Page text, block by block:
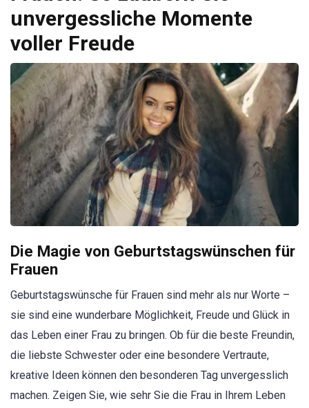
unvergessliche Momente
voller Freude
Die Magie von Geburtstagswünschen für
Frauen
Geburtstagswünsche für Frauen sind mehr als nur Worte –
sie sind eine wunderbare Möglichkeit, Freude und Glück in
das Leben einer Frau zu bringen. Ob für die beste Freundin,
die liebste Schwester oder eine besondere Vertraute,
kreative Ideen können den besonderen Tag unvergesslich
machen. Zeigen Sie, wie sehr Sie die Frau in Ihrem Leben